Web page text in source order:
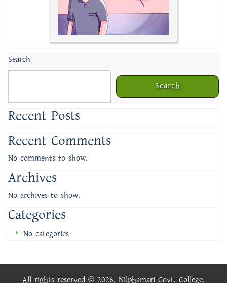
Search
Search
Recent Posts
Recent Comments
No comments to show.
Archives
No archives to show.
Categories
No categories
All rights reserved © 2026, Nilphamari Govt. College,